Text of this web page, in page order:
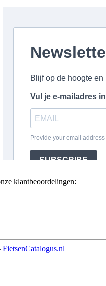
klantbeoordelingen:
FietsenCatalogus.nl